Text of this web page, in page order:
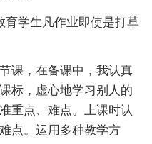
学生凡作业即使是打草
，在备课中，我认真
标，虚心地学习别人的
重点、难点。上课时认
点。运用多种教学方